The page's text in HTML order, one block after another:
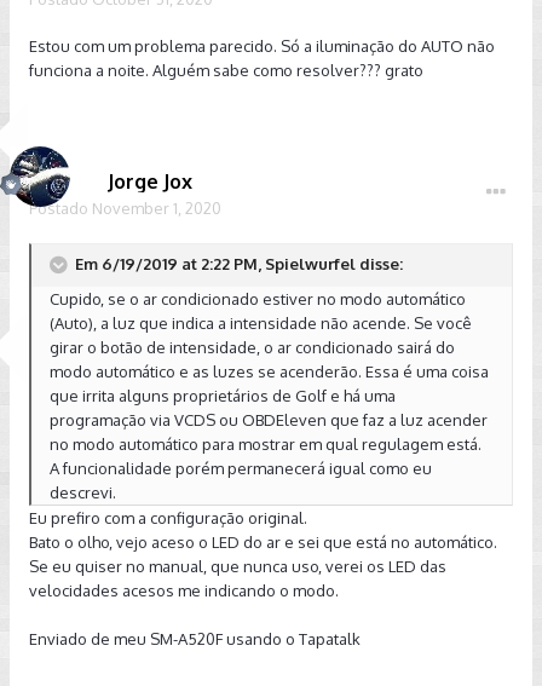
Estou com um problema parecido. Só a iluminação do AUTO não
funciona a noite. Alguém sabe como resolver??? grato
Jorge Jox
Postado November 1, 2020
Em 6/19/2019 at 2:22 PM, Spielwurfel disse:
Cupido, se o ar condicionado estiver no modo automático
(Auto), a luz que indica a intensidade não acende. Se você
girar o botão de intensidade, o ar condicionado sairá do
modo automático e as luzes se acenderão. Essa é uma coisa
que irrita alguns proprietários de Golf e há uma
programação via VCDS ou OBDEleven que faz a luz acender
no modo automático para mostrar em qual regulagem está.
A funcionalidade porém permanecerá igual como eu
descrevi.
Eu prefiro com a configuração original.
Bato o olho, vejo aceso o LED do ar e sei que está no automático.
Se eu quiser no manual, que nunca uso, verei os LED das
velocidades acesos me indicando o modo.
Enviado de meu SM-A520F usando o Tapatalk